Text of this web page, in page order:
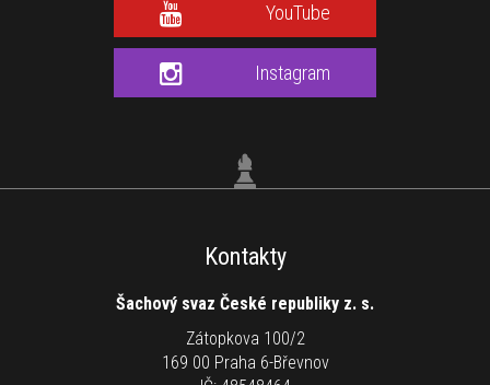
YouTube
Instagram
Kontakty
Šachový svaz České republiky z. s.
Zátopkova 100/2
169 00 Praha 6-Břevnov